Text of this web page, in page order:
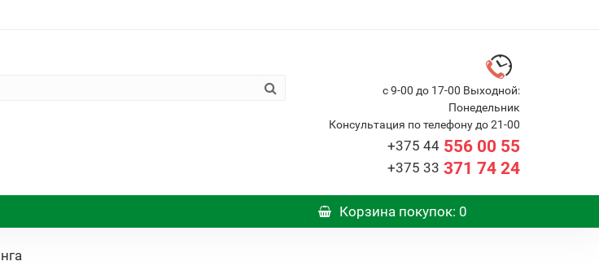
с 9-00 до 17-00 Выходной:
Понедельник
Консультация по телефону до 21-00
+375 44556 00 55
+375 33 371 74 24
Корзина покупок: 0